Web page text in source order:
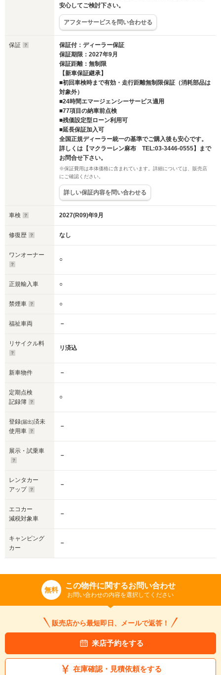
安心してご検討下さい。
アフターサービスを問い合わせる
保証
保証付：ディーラー保証
保証期限：2027年9月
保証距離：無制限
【新車保証継承】
■初回車検時まで有効・走行距離無制限保証（消耗部品は
対象外）
■24時間エマージェンシーサービス適用
■77項目の納車前点検
■残価設定型ローン利用可
■延長保証加入可
全国正規ディーラー統一の基準でご購入後も安心です。
詳しくは【マクラーレン麻布 TEL:03-3446-0555】まで
お問合せ下さい。
※保証費用は本体価格に含まれています。詳細については、販売店
にご確認ください。
詳しい保証内容を問い合わせる
車検 2027(R09)年9月
修復歴 なし
ワンオーナー
○
正規輸入車 ○
禁煙車 ○
福祉車両 －
リサイクル料
リ済込
新車物件 －
定期点検
記録簿
○
登録(届出)済未
使用車
－
展示・試乗車
－
レンタカー
アップ
－
エコカー
減税対象車
－
キャンピング
カー
－
無料 この物件に関するお問い合わせ
お問い合わせの内容を選択してください
販売店から最短即日、メールで返答！
来店予約をする
在庫確認・見積依頼をする